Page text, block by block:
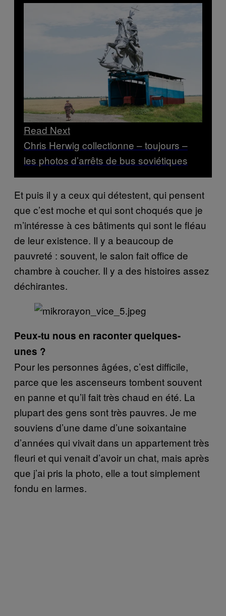
Read Next
Chris Herwig collectionne – toujours –
les photos d’arrêts de bus soviétiques
Et puis il y a ceux qui détestent, qui pensent
que c’est moche et qui sont choqués que je
m’intéresse à ces bâtiments qui sont le fléau
de leur existence. Il y a beaucoup de
pauvreté : souvent, le salon fait office de
chambre à coucher. Il y a des histoires assez
déchirantes.
Peux-tu nous en raconter quelques-
unes ?
Pour les personnes âgées, c’est difficile,
parce que les ascenseurs tombent souvent
en panne et qu’il fait très chaud en été. La
plupart des gens sont très pauvres. Je me
souviens d’une dame d’une soixantaine
d’années qui vivait dans un appartement très
fleuri et qui venait d’avoir un chat, mais après
que j’ai pris la photo, elle a tout simplement
fondu en larmes.